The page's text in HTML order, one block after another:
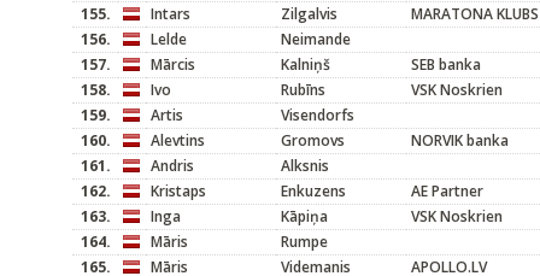
155. Intars Zilgalvis
MARATONA KLUBS
156.
Lelde
Neimande
157.
Mārcis Kalniņš
SEB banka
158.
Ivo Rubīns
VSK Noskrien
159.
Artis
Visendorfs
160.
Alevtins Gromovs
NORVIK banka
161.
Andris
Alksnis
162.
Kristaps Enkuzens
AE Partner
163.
Inga Kāpiņa
VSK Noskrien
164.
Māris
Rumpe
165.
Māris Videmanis
APOLLO.LV